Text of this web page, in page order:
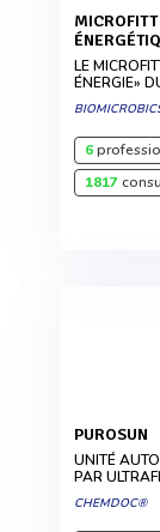
MICROFITT ®-EE : MICROSTATION ÉCO-
LE
ÉNERGIE»
6
1817
PUROSUN
UNITÉ
PAR
CHEMDOC®